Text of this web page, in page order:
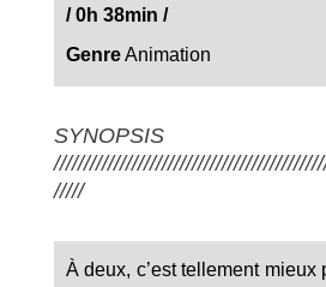
/0h 38min /
GenreAnimation
SYNOPSIS
/////
À deux, c’est tellement mieux